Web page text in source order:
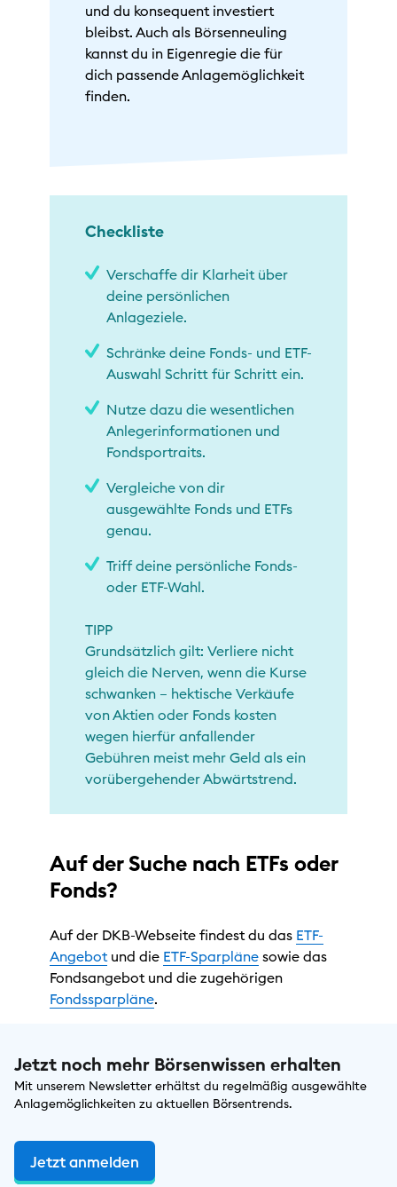
und du konsequent investiert
bleibst. Auch als Börsenneuling
kannst du in Eigenregie die für
dich passende Anlagemöglichkeit
finden.
Checkliste
Verschaffe dir Klarheit über
deine persönlichen
Anlageziele.
Schränke deine Fonds- und ETF-
Auswahl Schritt für Schritt ein.
Nutze dazu die wesentlichen
Anlegerinformationen und
Fondsportraits.
Vergleiche von dir
ausgewählte Fonds und ETFs
genau.
Triff deine persönliche Fonds-
oder ETF-Wahl.
TIPP
Grundsätzlich gilt: Verliere nicht
gleich die Nerven, wenn die Kurse
schwanken – hektische Verkäufe
von Aktien oder Fonds kosten
wegen hierfür anfallender
Gebühren meist mehr Geld als ein
vorübergehender Abwärtstrend.
Auf der Suche nach ETFs oder
Fonds?
Auf der DKB-Webseite findest du das ETF-
Angebotund die ETF-Sparplänesowie das
Fondsangebot und die zugehörigen
Fondssparpläne.
Jetzt noch mehr Börsenwissen erhalten
Mit unserem Newsletter erhältst du regelmäßig ausgewählte
Anlagemöglichkeiten zu aktuellen Börsentrends.
Jetzt anmelden